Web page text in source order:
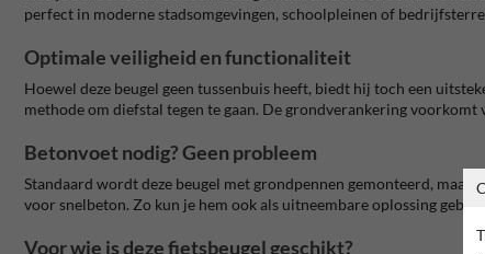
perfect in moderne stadsomgevingen, schoolpleinen of
Optimale veiligheid en functionaliteit
Hoewel deze beugel geen tussenbuis heeft, biedt hij toch een
methode om diefstal tegen te gaan. De grondverankering
Betonvoet nodig? Geen probleem
Standaard wordt deze beugel met grondpennen gemonteerd,
voor snelbeton. Zo kun je hem ook als uitneembare oplossing
Voor wie is deze fietsbeugel geschikt?